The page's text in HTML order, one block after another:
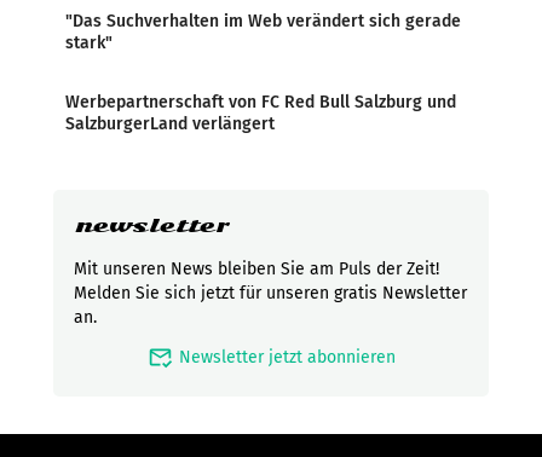
"Das Suchverhalten im Web verändert sich gerade
stark"
Werbepartnerschaft von FC Red Bull Salzburg und
SalzburgerLand verlängert
newsletter
Mit unseren News bleiben Sie am Puls der Zeit!
Melden Sie sich jetzt für unseren gratis Newsletter
an.
mark_email_read Newsletter jetzt abonnieren